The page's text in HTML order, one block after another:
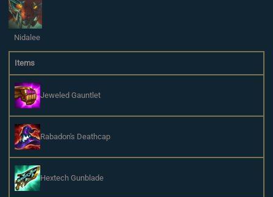
Nidalee
Items
Jeweled Gauntlet
Rabadon's Deathcap
Hextech Gunblade